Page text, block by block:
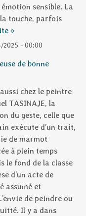
sensible. La
touche, parfois
»
2025 - 00:00
de bonne
chez le peintre
TASINAJE, la
du geste, celle que
exécute d’un trait,
de marmot
à plein temps
le fond de la classe
d’un acte de
assumé et
de peindre ou
Il y a dans